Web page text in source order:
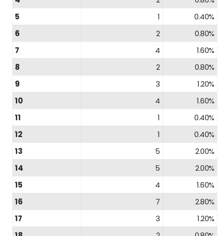
5
1
0.40%
6
2
0.80%
7
4
1.60%
8
2
0.80%
9
3
1.20%
10
4
1.60%
11
1
0.40%
12
1
0.40%
13
5
2.00%
14
5
2.00%
15
4
1.60%
16
7
2.80%
17
3
1.20%